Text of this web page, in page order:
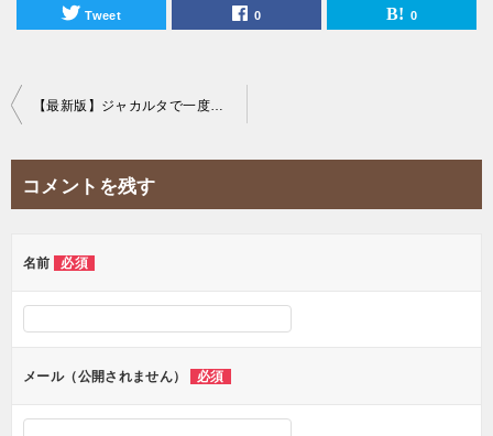
Tweet 0 0
投
ー
ョ
【最新版】ジャカルタで一度は食べたいご褒美ケーキ屋20選！
コメントを残す
名前 必須
メール（公開されません） 必須